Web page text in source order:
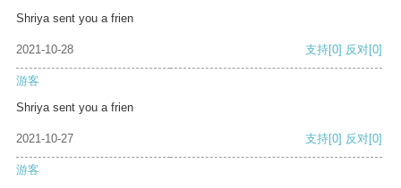
Shriya sent you a frien
2021-10-28 支持[0] 反对[0]
游客
Shriya sent you a frien
2021-10-27 支持[0] 反对[0]
游客